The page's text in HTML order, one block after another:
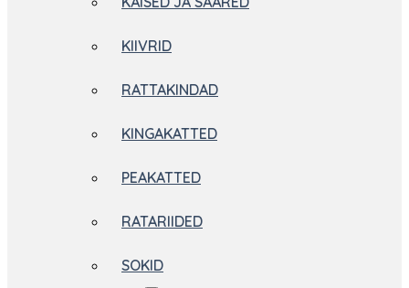
KIIVRID
RATTAKINDAD
KINGAKATTED
PEAKATTED
RATARIIDED
SOKID